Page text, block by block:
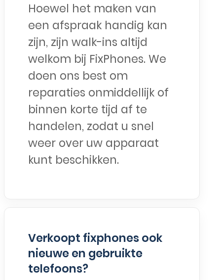
Hoewel het maken van
een afspraak handig kan
zijn, zijn walk-ins altijd
welkom bij FixPhones. We
doen ons best om
reparaties onmiddellijk of
binnen korte tijd af te
handelen, zodat u snel
weer over uw apparaat
kunt beschikken.
Verkoopt fixphones ook
nieuwe en gebruikte
telefoons?